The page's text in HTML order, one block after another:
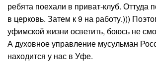
ребята поехали в приват-клуб. Оттуда
в церковь. Затем к 9 на работу.)))
уфимской жизни осветить, боюсь не
А духовное управление мусульман
находится у нас в Уфе.